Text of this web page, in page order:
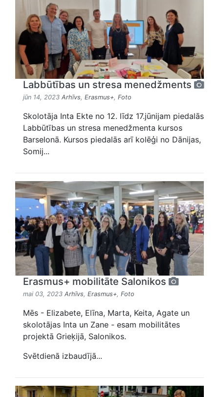
Labbūtības un stresa menedžments
jūn 14, 2023 Arhīvs, Erasmus+, Foto
Skolotāja Inta Ekte no 12. līdz 17.jūnijam piedalās
Labbūtības un stresa menedžmenta kursos
Barselonā. Kursos piedalās arī kolēģi no Dānijas,
Somij...
Erasmus+ mobilitāte Salonikos
mai 03, 2023 Arhīvs, Erasmus+, Foto
Mēs - Elizabete, Elīna, Marta, Keita, Agate un
skolotājas Inta un Zane - esam mobilitātes
projektā Grieķijā, Salonikos.
Svētdienā izbaudījā...